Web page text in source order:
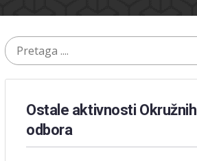
Ostale aktivnosti Okružnih
odbora​